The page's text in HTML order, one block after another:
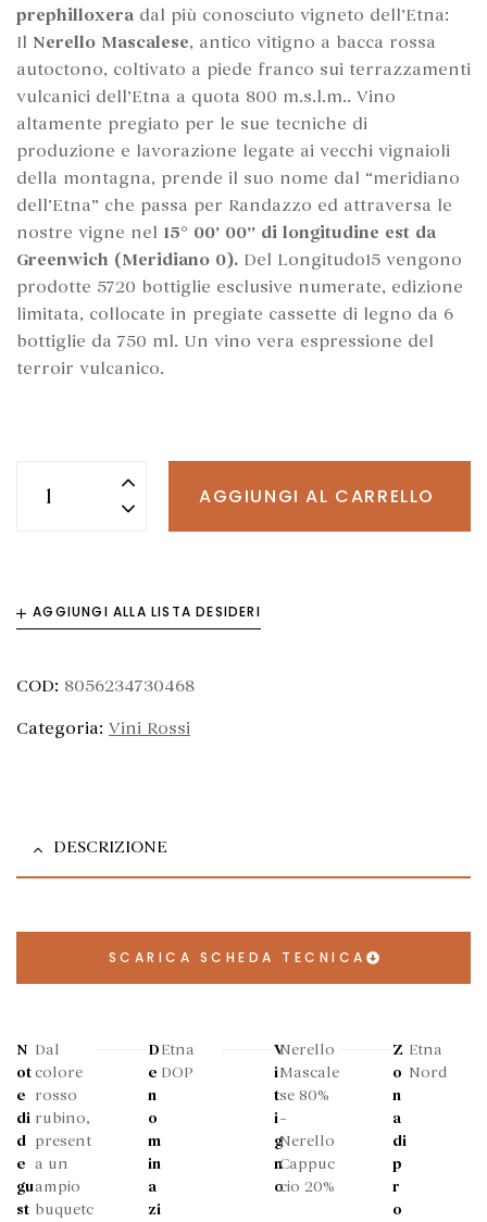
prephilloxera dal più conosciuto vigneto dell’Etna:
Il Nerello Mascalese, antico vitigno a bacca rossa
autoctono, coltivato a piede franco sui terrazzamenti
vulcanici dell’Etna a quota 800 m.s.l.m.. Vino
altamente pregiato per le sue tecniche di
produzione e lavorazione legate ai vecchi vignaioli
della montagna, prende il suo nome dal “meridiano
dell’Etna” che passa per Randazzo ed attraversa le
nostre vigne nel 15° 00’ 00’’ di longitudine est da
Greenwich (Meridiano 0). Del Longitudo15 vengono
prodotte 5720 bottiglie esclusive numerate, edizione
limitata, collocate in pregiate cassette di legno da 6
bottiglie da 750 ml. Un vino vera espressione del
terroir vulcanico.
AGGIUNGI AL CARRELLO
AGGIUNGI ALLA LISTA DESIDERI
COD: 8056234730468
Categoria: Vini Rossi
DESCRIZIONE
SCARICA SCHEDA TECNICA
N
ot
e
di
d
e
gu
st
Dal
colore
rosso
rubino,
present
a un
ampio
buquetc
D
e
n
o
m
in
a
zi
Etna
DOP
V
i
t
i
g
n
o
Nerello
Mascale
se 80%
–
Nerello
Cappuc
cio 20%
Z
o
n
a
di
p
r
o
Etna
Nord